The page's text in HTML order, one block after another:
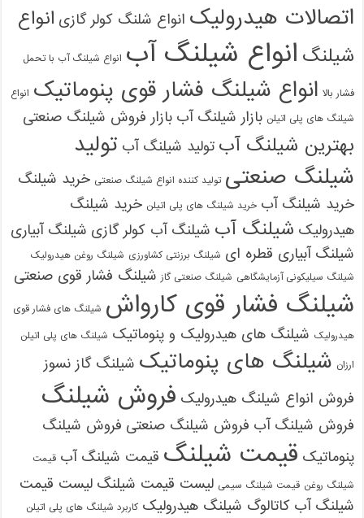
اتصالات هیدرولیک انواع شلنگ کولر گازی انواع
شیلنگ انواع شیلنگ آب انواع شیلنگ آب با تحمل
فشار بالا انواع شیلنگ فشار قوی پنوماتیک انواع
شیلنگ های پلی اتیلن بازار شیلنگ آب بازار فروش شیلنگ صنعتی
بهترین شیلنگ آب تولید شیلنگ آب تولید
شیلنگ صنعتی تولید کننده انواع شیلنگ صنعتی خرید شیلنگ
خرید شیلنگ آب خرید شیلنگ های پلی اتیلن خرید شیلنگ
هیدرولیک شیلنگ آب شیلنگ آب کولر گازی شیلنگ آبیاری
شیلنگ آبیاری قطره ای شیلنگ برزنتی کشاورزی شیلنگ روغن هیدرولیک
شیلنگ سیلیکونی آزمایشگاهی شیلنگ صنعتی گاز شیلنگ فشار قوی صنعتی
شیلنگ فشار قوی کارواش شیلنگ های فشار قوی
هیدرولیک شیلنگ های هیدرولیک و پنوماتیک شیلنگ های پلی اتیلن
ارزان شیلنگ های پنوماتیک شیلنگ گاز نسوز
فروش انواع شیلنگ هیدرولیک فروش شیلنگ
فروش شیلنگ آب فروش شیلنگ صنعتی فروش شیلنگ
پنوماتیک قیمت شیلنگ قیمت شیلنگ آب قیمت
شیلنگ روغن قیمت شیلنگ سیمی لیست قیمت شیلنگ لیست قیمت
شیلنگ آب کاتالوگ شیلنگ هیدرولیک کاربرد شیلنگ های پلی اتیلن